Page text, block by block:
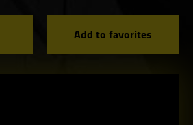
Add to favorites